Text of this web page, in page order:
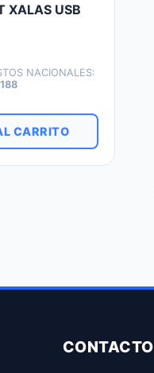
XALAS USB
NACIONALES:
CARRITO
CONTACTO